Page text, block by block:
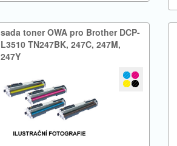
sada toner OWA pro Brother DCP-​
L3510 TN247BK,​ 247C,​ 247M,​
247Y